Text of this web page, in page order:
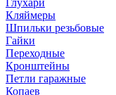
Глухари
Кляймеры
Шпильки резьбовые
Гайки
Переходные
Кронштейны
Петли гаражные
Копаев